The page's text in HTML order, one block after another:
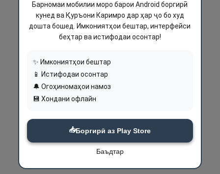
Барномаи мобилии моро барои Android боргирӣ
кунед ва Қуръони Каримро дар ҳар ҷо бо худ
дошта бошед. Имкониятҳои бештар, интерфейси
беҳтар ва истифодаи осонтар!
✨ Имкониятҳои бештар
📱 Истифодаи осонтар
🔔 Огоҳиномаҳои намоз
💾 Хондани офлайн
📥Боргирӣ аз Play Store
Баъдтар